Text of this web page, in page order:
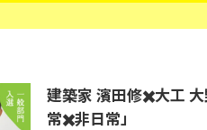
建築家 濱田修✖️大工
常✖️非日常」